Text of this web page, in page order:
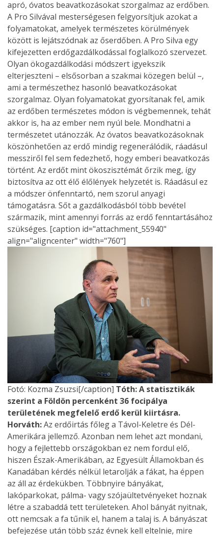
apró, óvatos beavatkozásokat szorgalmaz az erdőben.
A Pro Silvával mesterségesen felgyorsítjuk azokat a
folyamatokat, amelyek természetes körülmények
között is lejátszódnak az őserdőben. A Pro Silva egy
kifejezetten erdőgazdálkodással foglalkozó szervezet.
Olyan ökogazdálkodási módszert igyekszik
elterjeszteni – elsősorban a szakmai közegen belül –,
ami a természethez hasonló beavatkozásokat
szorgalmaz. Olyan folyamatokat gyorsítanak fel, amik
az erdőben természetes módon is végbemennek, tehát
akkor is, ha az ember nem nyúl bele. Mondhatni a
természetet utánozzák. Az óvatos beavatkozásoknak
köszönhetően az erdő mindig regenerálódik, ráadásul
messziről fel sem fedezhető, hogy emberi beavatkozás
történt. Az erdőt mint ökoszisztémát őrzik meg, így
biztosítva az ott élő élőlények helyzetét is. Ráadásul ez
a módszer önfenntartó, nem szorul anyagi
támogatásra. Sőt a gazdálkodásból több bevétel
származik, mint amennyi forrás az erdő fenntartásához
szükséges. [caption id="attachment_55940"
align="aligncenter" width="760"]
Fotó: Kozma Zsuzsi[/caption] Tóth:A statisztikák
szerint a Földön percenként 36 focipálya
területének megfelelő erdő kerül kiirtásra.
Horváth:Az erdőirtás főleg a Távol-Keletre és Dél-
Amerikára jellemző. Azonban nem lehet azt mondani,
hogy a fejlettebb országokban ez nem fordul elő,
hiszen Észak-Amerikában, az Egyesült Államokban és
Kanadában kérdés nélkül letarolják a fákat, ha éppen
az áll az érdekükben. Többnyire bányákat,
lakóparkokat, pálma- vagy szójaültetvényeket hoznak
létre a szabaddá tett területeken. Ahol bányát nyitnak,
ott nemcsak a fa tűnik el, hanem a talaj is. A bányászat
befejezése után több száz évnek kell eltelnie, mire